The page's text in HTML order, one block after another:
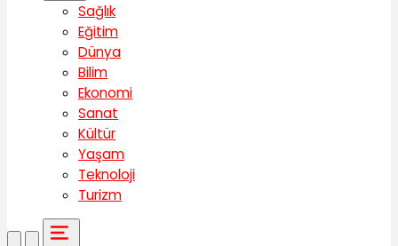
Sağlık
Eğitim
Dünya
Bilim
Ekonomi
Sanat
Kültür
Yaşam
Teknoloji
Turizm